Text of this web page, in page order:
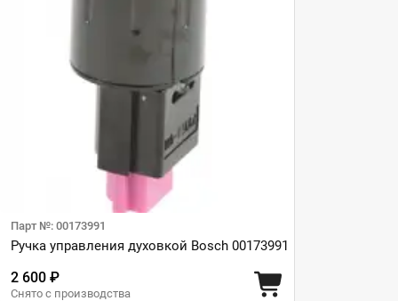
Парт №: 00173991
Ручка управления духовкой Bosch 00173991
2 600 ₽
Снято с производства